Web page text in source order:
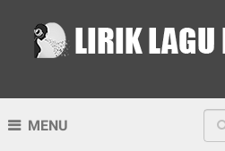
MENU